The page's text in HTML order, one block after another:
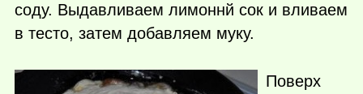
соду. Выдавливаем лимоннй сок и вливаем
в тесто, затем добавляем муку.
Поверх